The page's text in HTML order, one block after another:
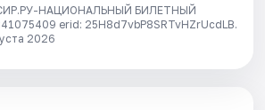
НАЦИОНАЛЬНЫЙ БИЛЕТНЫЙ
erid: 25H8d7vbP8SRTvHZrUcdLB.
2026